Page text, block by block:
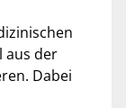
aus der
Dabei